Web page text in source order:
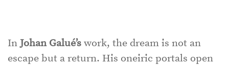
InJohan Galué’s work, the dream is not an
escape but a return. His oneiric portals open